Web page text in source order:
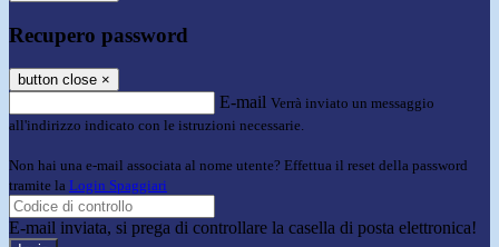
Recupero password
button close ×
E-mail Verrà inviato un messaggio
all'indirizzo indicato con le istruzioni necessarie.
Non hai una e-mail associata al nome utente? Effettua il reset della password
tramite la Login Spaggiari
E-mail inviata, si prega di controllare la casella di posta elettronica!